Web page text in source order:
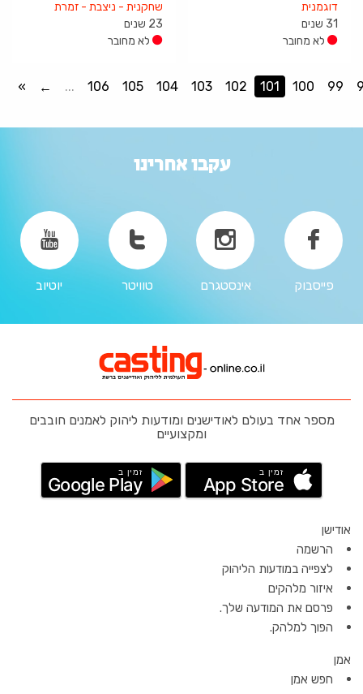
דוגמנית
31 שנים
לא מחובר
שחקנית - ניצבת - זמרת
23 שנים
לא מחובר
99
100
101
102
103
104
105
106
...
»
עקבו אחרינו
פייסבוק אינסטגרם טוויטר יוטיוב
מספר אחד בעולם לאודישנים ומודעות ליהוק לאמנים חובבים
ומקצועיים
זמין ב
App Store
זמין ב
Google Play
אודישן
הרשמה
לצפייה במודעות הליהוק
איזור מלהקים
פרסם את המודעה שלך.
הפוך למלהק.
אמן
חפש אמן